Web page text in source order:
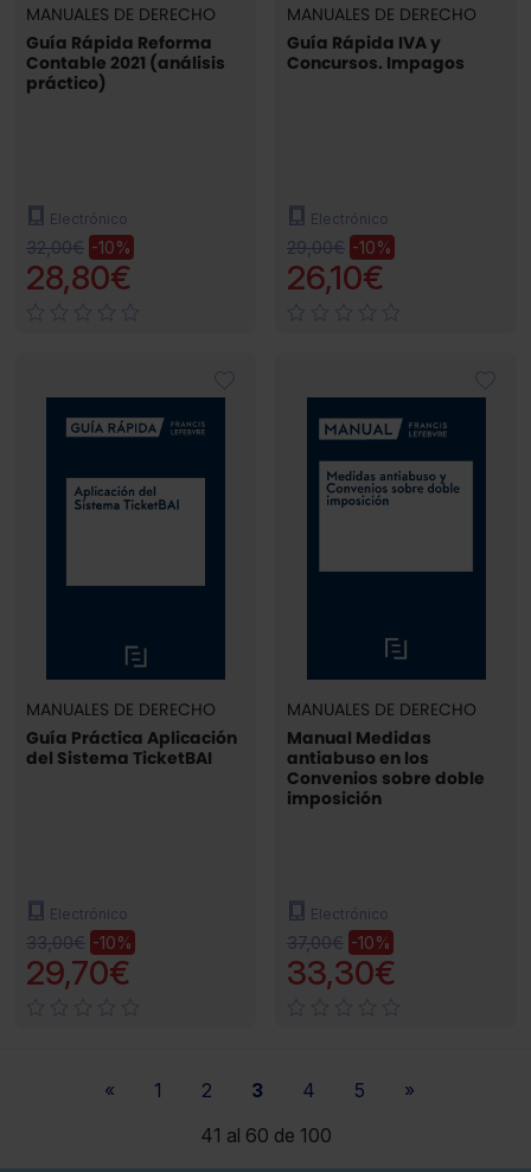
MANUALES DE DERECHO
Guía Rápida Reforma
Contable 2021 (análisis
práctico)
Electrónico
32,00€ -10%
28,80€
MANUALES DE DERECHO
Guía Rápida IVA y
Concursos. Impagos
Electrónico
29,00€ -10%
26,10€
MANUALES DE DERECHO
Guía Práctica Aplicación
del Sistema TicketBAI
Electrónico
33,00€ -10%
29,70€
MANUALES DE DERECHO
Manual Medidas
antiabuso en los
Convenios sobre doble
imposición
Electrónico
37,00€ -10%
33,30€
« 1 2 3 4 5
»
41 al 60 de 100